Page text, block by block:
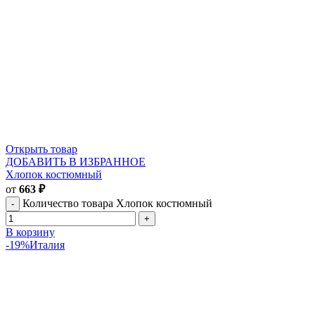
Открыть товар
ДОБАВИТЬ В ИЗБРАННОЕ
Хлопок костюмный
от 663 ₽
Количество товара Хлопок костюмный
В корзину
-19%Италия